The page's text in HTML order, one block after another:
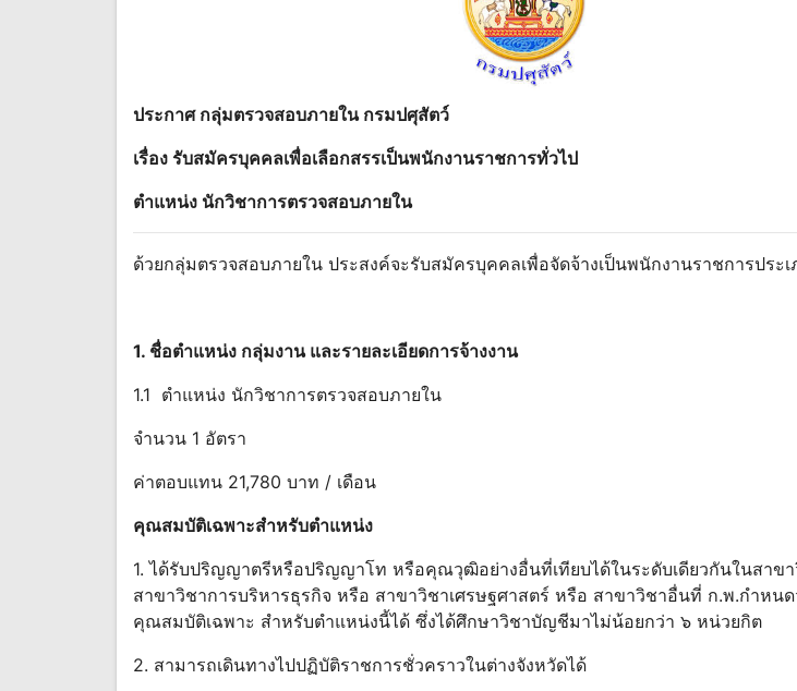
ประกาศ กลุ่มตรวจสอบภายใน กรมปศุสัตว์
เรื่อง รับสมัครบุคคลเพื่อเลือกสรรเป็นพนักงานราชการทั่วไป
ตําแหน่ง นักวิชาการตรวจสอบภายใน
ด้วยกลุ่มตรวจสอบภายใน ประสงค์จะรับสมัครบุคคลเพื่อจัดจ้างเป็นพนักงานราชการประ
1. ชื่อตําแหน่ง กลุ่มงาน และรายละเอียดการจ้างงาน
1.1 ตําแหน่ง นักวิชาการตรวจสอบภายใน
จำนวน 1 อัตรา
ค่าตอบแทน 21,780 บาท / เดือน
คุณสมบัติเฉพาะสําหรับตําแหน่ง
1. ได้รับปริญญาตรีหรือปริญญาโท หรือคุณวุฒิอย่างอื่นที่เทียบได้ในระดับเดียวกันในสาข
สาขาวิชาการบริหารธุรกิจ หรือ สาขาวิชาเศรษฐศาสตร์ หรือ สาขาวิชาอื่นที่ ก.พ.กําหนด
คุณสมบัติเฉพาะ สําหรับตําแหน่งนี้ได้ ซึ่งได้ศึกษาวิชาบัญชีมาไม่น้อยกว่า ๖ หน่วยกิต
2. สามารถเดินทางไปปฏิบัติราชการชั่วคราวในต่างจังหวัดได้